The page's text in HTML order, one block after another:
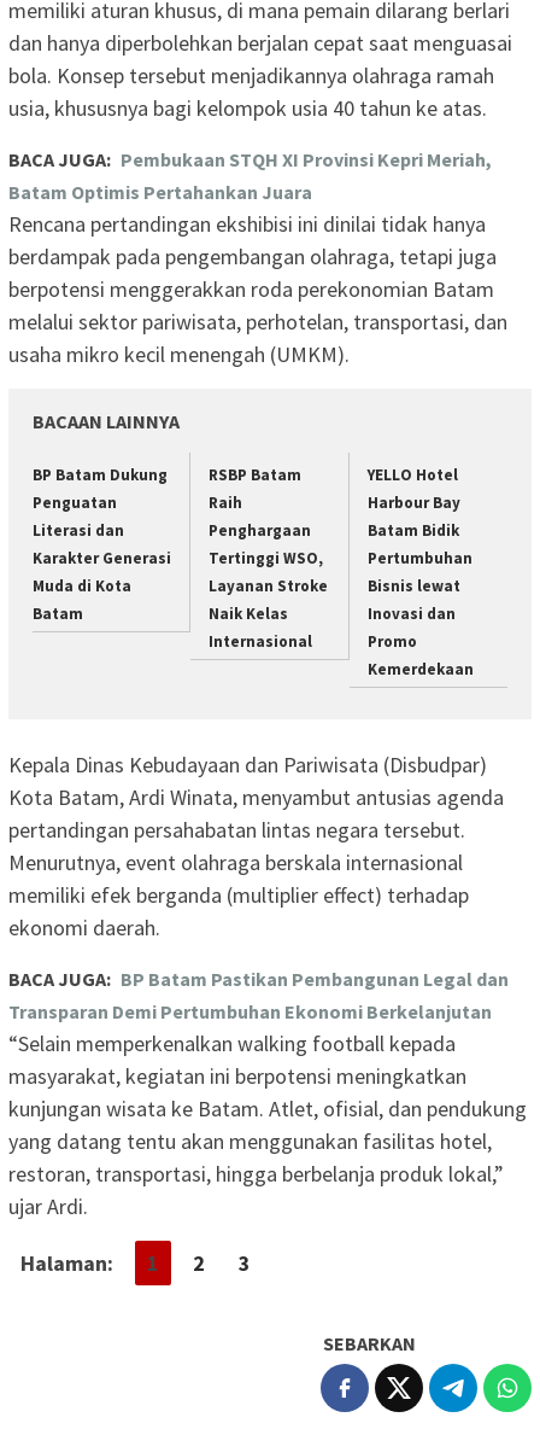
memiliki aturan khusus, di mana pemain dilarang berlari
dan hanya diperbolehkan berjalan cepat saat menguasai
bola. Konsep tersebut menjadikannya olahraga ramah
usia, khususnya bagi kelompok usia 40 tahun ke atas.
BACA JUGA: Pembukaan STQH XI Provinsi Kepri Meriah,
Batam Optimis Pertahankan Juara
Rencana pertandingan ekshibisi ini dinilai tidak hanya
berdampak pada pengembangan olahraga, tetapi juga
berpotensi menggerakkan roda perekonomian Batam
melalui sektor pariwisata, perhotelan, transportasi, dan
usaha mikro kecil menengah (UMKM).
BACAAN LAINNYA
BP Batam Dukung
Penguatan
Literasi dan
Karakter Generasi
Muda di Kota
Batam
RSBP Batam
Raih
Penghargaan
Tertinggi WSO,
Layanan Stroke
Naik Kelas
Internasional
YELLO Hotel
Harbour Bay
Batam Bidik
Pertumbuhan
Bisnis lewat
Inovasi dan
Promo
Kemerdekaan
Kepala Dinas Kebudayaan dan Pariwisata (Disbudpar)
Kota Batam, Ardi Winata, menyambut antusias agenda
pertandingan persahabatan lintas negara tersebut.
Menurutnya, event olahraga berskala internasional
memiliki efek berganda (multiplier effect) terhadap
ekonomi daerah.
BACA JUGA: BP Batam Pastikan Pembangunan Legal dan
Transparan Demi Pertumbuhan Ekonomi Berkelanjutan
“Selain memperkenalkan walking football kepada
masyarakat, kegiatan ini berpotensi meningkatkan
kunjungan wisata ke Batam. Atlet, ofisial, dan pendukung
yang datang tentu akan menggunakan fasilitas hotel,
restoran, transportasi, hingga berbelanja produk lokal,”
ujar Ardi.
Halaman: 1 2 3
SEBARKAN